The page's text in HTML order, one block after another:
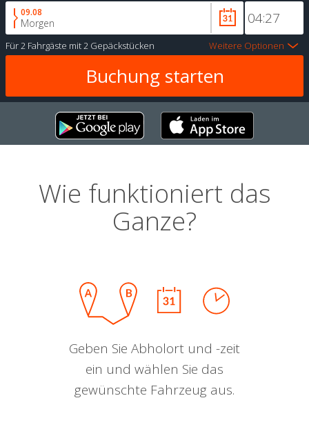
09.08
Morgen
Für2 Fahrgäste mit2 Gepäckstücken Weitere Optionen
Wie funktioniert das
Ganze?
Geben Sie Abholort und -zeit
ein und wählen Sie das
gewünschte Fahrzeug aus.